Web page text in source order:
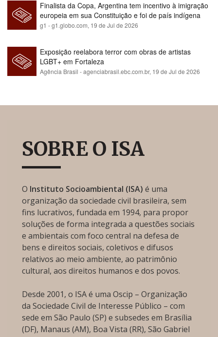
Finalista da Copa, Argentina tem incentivo à imigração
europeia em sua Constituição e foi de país indígena
para maioria branca
g1 - g1.globo.com, 19 de Jul de 2026
Exposição reelabora terror com obras de artistas
LGBT+ em Fortaleza
Agência Brasil - agenciabrasil.ebc.com.br, 19 de Jul de 2026
SOBRE O ISA
O Instituto Socioambiental (ISA) é uma
organização da sociedade civil brasileira, sem
fins lucrativos, fundada em 1994, para propor
soluções de forma integrada a questões sociais
e ambientais com foco central na defesa de
bens e direitos sociais, coletivos e difusos
relativos ao meio ambiente, ao patrimônio
cultural, aos direitos humanos e dos povos.
Desde 2001, o ISA é uma Oscip – Organização
da Sociedade Civil de Interesse Público – com
sede em São Paulo (SP) e subsedes em Brasília
(DF), Manaus (AM), Boa Vista (RR), São Gabriel